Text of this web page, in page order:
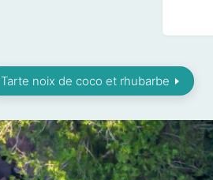
Tarte noix de coco et rhubarbe